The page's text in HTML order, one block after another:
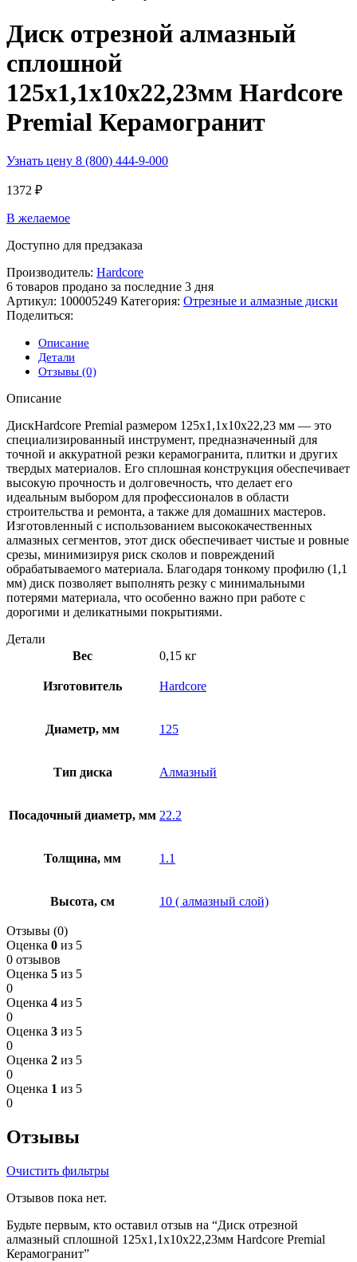
Диск отрезной алмазный
сплошной
125х1,1х10х22,23мм Hardcore
Premial Керамогранит
Узнать цену 8 (800) 444-9-000
1372 ₽
В желаемое
Доступно для предзаказа
Производитель: Hardcore
6 товаров продано за последние 3 дня
Артикул: 100005249 Категория: Отрезные и алмазные диски
Поделиться:
Описание
Детали
Отзывы (0)
Описание
ДискHardcore Premial размером 125х1,1х10х22,23 мм — это
специализированный инструмент, предназначенный для
точной и аккуратной резки керамогранита, плитки и других
твердых материалов. Его сплошная конструкция обеспечивает
высокую прочность и долговечность, что делает его
идеальным выбором для профессионалов в области
строительства и ремонта, а также для домашних мастеров.
Изготовленный с использованием высококачественных
алмазных сегментов, этот диск обеспечивает чистые и ровные
срезы, минимизируя риск сколов и повреждений
обрабатываемого материала. Благодаря тонкому профилю (1,1
мм) диск позволяет выполнять резку с минимальными
потерями материала, что особенно важно при работе с
дорогими и деликатными покрытиями.
Детали
Вес
0,15 кг
Изготовитель Hardcore
Диаметр, мм 125
Тип диска Алмазный
Посадочный диаметр, мм 22.2
Толщина, мм 1.1
Высота, см 10 ( алмазный слой)
Отзывы (0)
Оценка 0 из 5
0 отзывов
Оценка 5 из 5
0
Оценка 4 из 5
0
Оценка 3 из 5
0
Оценка 2 из 5
0
Оценка 1 из 5
0
Отзывы
Очистить фильтры
Отзывов пока нет.
Будьте первым, кто оставил отзыв на “Диск отрезной
алмазный сплошной 125х1,1х10х22,23мм Hardcore Premial
Керамогранит”